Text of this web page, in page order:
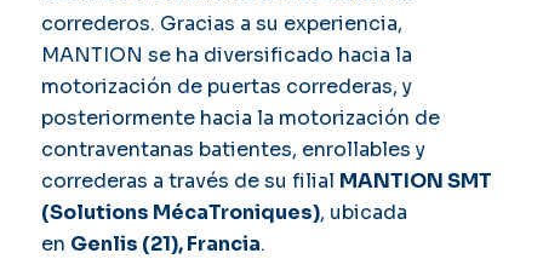
correderos. Gracias a su experiencia,
MANTION se ha diversificado hacia la
motorización de puertas correderas, y
posteriormente hacia la motorización de
contraventanas batientes, enrollables y
correderas a través de su filial MANTION SMT
(Solutions MécaTroniques), ubicada
en Genlis (21), Francia.